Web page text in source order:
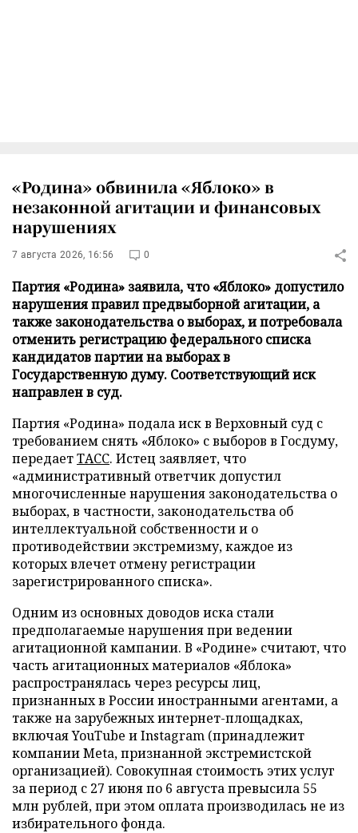
«Родина» обвинила «Яблоко» в
незаконной агитации и финансовых
нарушениях
7 августа 2026, 16:56 0
Партия «Родина» заявила, что «Яблоко» допустило
нарушения правил предвыборной агитации, а
также законодательства о выборах, и потребовала
отменить регистрацию федерального списка
кандидатов партии на выборах в
Государственную думу. Соответствующий иск
направлен в суд.
Партия «Родина» подала иск в Верховный суд с
требованием снять «Яблоко» с выборов в Госдуму,
передаетТАСС. Истец заявляет, что
«административный ответчик допустил
многочисленные нарушения законодательства о
выборах, в частности, законодательства об
интеллектуальной собственности и о
противодействии экстремизму, каждое из
которых влечет отмену регистрации
зарегистрированного списка».
Одним из основных доводов иска стали
предполагаемые нарушения при ведении
агитационной кампании. В «Родине» считают, что
часть агитационных материалов «Яблока»
распространялась через ресурсы лиц,
признанных в России иностранными агентами, а
также на зарубежных интернет-площадках,
включая YouTube и Instagram (принадлежит
компании Meta, признанной экстремистской
организацией). Совокупная стоимость этих услуг
за период с 27 июня по 6 августа превысила 55
млн рублей, при этом оплата производилась не из
избирательного фонда.